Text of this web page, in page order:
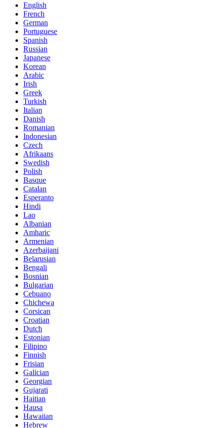
English
French
German
Portuguese
Spanish
Russian
Japanese
Korean
Arabic
Irish
Greek
Turkish
Italian
Danish
Romanian
Indonesian
Czech
Afrikaans
Swedish
Polish
Basque
Catalan
Esperanto
Hindi
Lao
Albanian
Amharic
Armenian
Azerbaijani
Belarusian
Bengali
Bosnian
Bulgarian
Cebuano
Chichewa
Corsican
Croatian
Dutch
Estonian
Filipino
Finnish
Frisian
Galician
Georgian
Gujarati
Haitian
Hausa
Hawaiian
Hebrew